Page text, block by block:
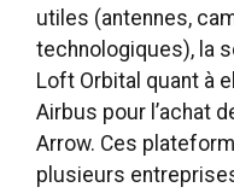
utiles (antennes,
technologiques), la
Loft Orbital quant à
Airbus pour l’achat
Arrow. Ces
plusieurs